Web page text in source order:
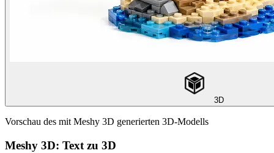
3D
Vorschau des mit Meshy 3D generierten 3D-Modells
Meshy 3D: Text zu 3D